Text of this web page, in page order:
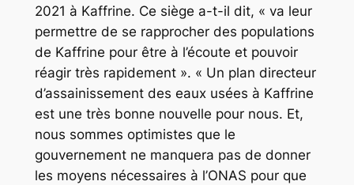
2021 à Kaffrine. Ce siège a-t-il dit, « va leur
permettre de se rapprocher des populations
de Kaffrine pour être à l’écoute et pouvoir
réagir très rapidement ». « Un plan directeur
d’assainissement des eaux usées à Kaffrine
est une très bonne nouvelle pour nous. Et,
nous sommes optimistes que le
gouvernement ne manquera pas de donner
les moyens nécessaires à l’ONAS pour que